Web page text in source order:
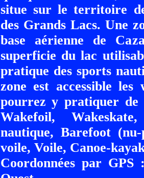
situe sur le territoire
des Grands Lacs. Une
base aérienne de
superficie du lac
pratique des sports
zone est accessible
pourrez y pratiquer de
Wakefoil,
nautique, Barefoot
voile, Voile, Canoe-
Coordonnées par